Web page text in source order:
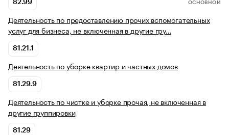
82.99 ОСНОВНОЙ
Деятельность по предоставлению прочих вспомогательных
услуг для бизнеса, не включенная в другие гру…
81.21.1
Деятельность по уборке квартир и частных домов
81.29.9
Деятельность по чистке и уборке прочая, не включенная в
другие группировки
81.29